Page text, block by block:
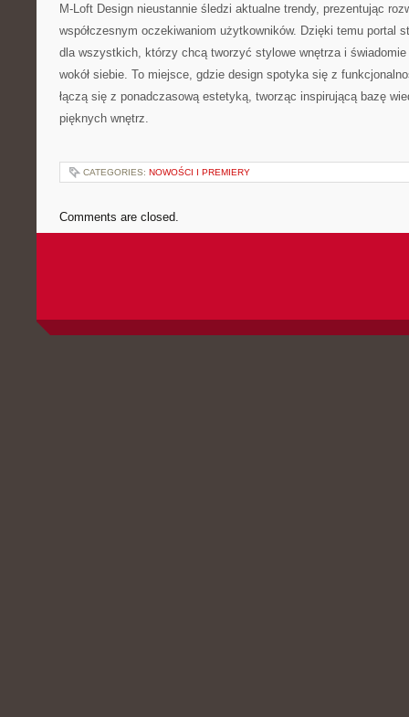
M-Loft Design nieustannie śledzi aktualne trendy, prezentując
współczesnym oczekiwaniom użytkowników. Dzięki temu portal
dla wszystkich, którzy chcą tworzyć stylowe wnętrza i świadomie
wokół siebie. To miejsce, gdzie design spotyka się z
łączą się z ponadczasową estetyką, tworząc inspirującą bazę
pięknych wnętrz.
CATEGORIES: NOWOŚCI I PREMIERY
Comments are closed.